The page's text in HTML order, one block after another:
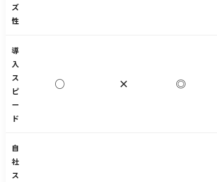
ズ
性
導
入
ス
ピ
ー
ド
○ × ◎
自
社
ス